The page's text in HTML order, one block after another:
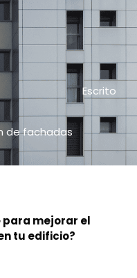
Escrito
de fachadas
para mejorar el
tu edificio?